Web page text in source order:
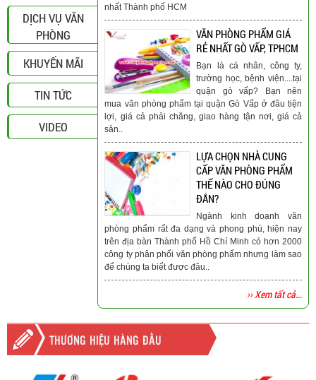
DỊCH VỤ VĂN
PHÒNG
KHUYẾN MÃI
TIN TỨC
VIDEO
nhất Thành phố HCM
VĂN PHÒNG PHẨM GIÁ
RẺ NHẤT GÒ VẤP, TPHCM
Bạn là cá nhân, công ty,
trường học, bệnh viện....tại
quận gò vấp? Bạn nên
mua văn phòng phẩm tại quận Gò Vấp ở đâu tiện
lợi, giá cả phải chăng, giao hàng tận nơi, giá cả
sản..
LỰA CHỌN NHÀ CUNG
CẤP VĂN PHÒNG PHẨM
THẾ NÀO CHO ĐÚNG
ĐẮN?
Ngành kinh doanh văn
phòng phẩm rất đa dạng và phong phú, hiện nay
trên địa bàn Thành phố Hồ Chí Minh có hơn 2000
công ty phân phối văn phòng phẩm nhưng làm sao
để chúng ta biết được đâu..
›› Xem tất cả...
THƯƠNG HIỆU HÀNG ĐẦU